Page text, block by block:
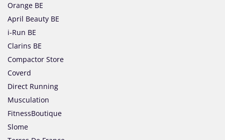
Orange BE
April Beauty BE
i-Run BE
Clarins BE
Compactor Store
Coverd
Direct Running
Musculation
FitnessBoutique
Slome